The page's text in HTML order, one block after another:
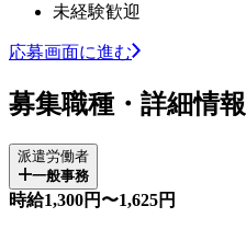
未経験歓迎
応募画面に進む
募集職種・詳細情報
派遣労働者
一般事務
時給1,300円〜1,625円